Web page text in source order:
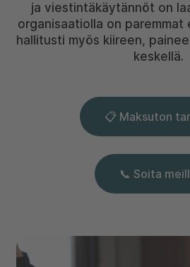
ja viestintäkäytännöt on
organisaatiolla on
hallitusti myös kiireen,
keskellä.
📋 Maksuton
📞 Soita